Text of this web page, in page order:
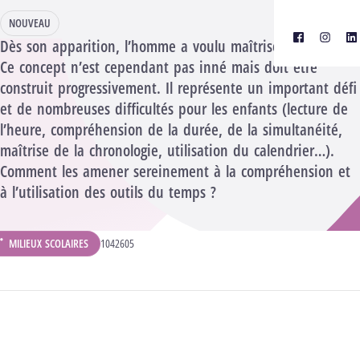
facebook
NOUVEAU
Dès son apparition, l’homme a voulu maîtriser le temps.
Ce concept n’est cependant pas inné mais doit être
construit progressivement. Il représente un important défi
et de nombreuses difficultés pour les enfants (lecture de
l’heure, compréhension de la durée, de la simultanéité,
maîtrise de la chronologie, utilisation du calendrier…).
Comment les amener sereinement à la compréhension et
à l’utilisation des outils du temps ?
:
MILIEUX SCOLAIRES CODE ANALYTIQUE :
1042605